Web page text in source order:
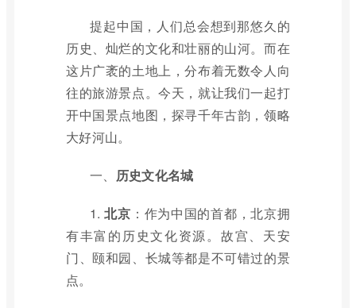
提起中国，人们总会想到那悠久的
历史、灿烂的文化和壮丽的山河。而在
这片广袤的土地上，分布着无数令人向
往的旅游景点。今天，就让我们一起打
开中国景点地图，探寻千年古韵，领略
大好河山。
一、 历史文化名城
1.北京 ：作为中国的首都，北京拥
有丰富的历史文化资源。故宫、天安
门、颐和园、长城等都是不可错过的景
点。